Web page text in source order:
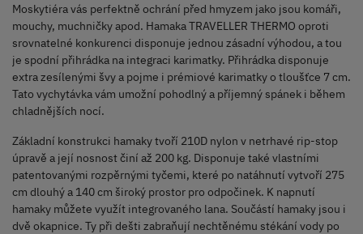
Moskytiéra vás perfektně ochrání před hmyzem jako jsou komáři,
mouchy, muchničky apod. Hamaka TRAVELLER THERMO oproti
srovnatelné konkurenci disponuje jednou zásadní výhodou, a tou
je spodní přihrádka na integraci karimatky. Přihrádka disponuje
extra zesílenými švy a pojme i prémiové karimatky o tloušťce 7 cm.
Tato vychytávka vám umožní pohodlný a příjemný spánek i během
chladnějších nocí.
Základní konstrukci hamaky tvoří 210D nylon v netrhavé rip-stop
úpravě a její nosnost činí až 200 kg. Disponuje také vlastními
patentovanými rozpěrnými tyčemi, které po natáhnutí vytvoří 275
cm dlouhý a 140 cm široký prostor pro odpočinek. K napnutí
hamaky můžete využít integrovaného lana. Součástí hamaky jsou i
dvě okapnice. Ty při dešti zabraňují nechtěnému stékání vody po